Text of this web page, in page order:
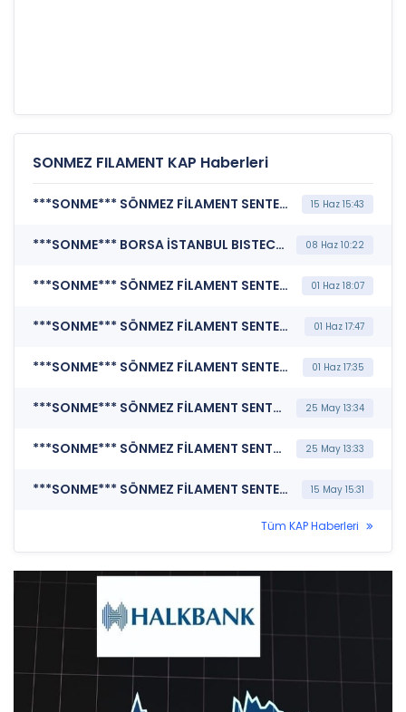
SONMEZ FILAMENT KAP Haberleri
***SONME*** SÖNMEZ FİLAMENT SENTETİK İPLİK VE ELYAF SANAYİ A.Ş. (Özel Durum Açıklaması (Genel)) 15 Haz 15:43
***SONME*** BORSA İSTANBUL BISTECH DEVRE KESİCİ UYGULAMASI (Pay Bazında Devre Kesici Bildirimi) 08 Haz 10:22
***SONME*** SÖNMEZ FİLAMENT SENTETİK İPLİK VE ELYAF SANAYİ A.Ş. (Şirket Genel Bilgi Formu) 01 Haz 18:07
***SONME*** SÖNMEZ FİLAMENT SENTETİK İPLİK VE ELYAF SANAYİ A.Ş. (Kurumsal Yönetim Bilgi Formu (Güncelleme) - Yönetim Kurulu-2) 01 Haz 17:47
***SONME*** SÖNMEZ FİLAMENT SENTETİK İPLİK VE ELYAF SANAYİ A.Ş. (Yönetim Kurulu Komiteleri) 01 Haz 17:35
***SONME*** SÖNMEZ FİLAMENT SENTETİK İPLİK VE ELYAF SANAYİ A.Ş. (Bağımsız Denetim Kuruluşunun Belirlenmesi) 25 May 13:34
***SONME*** SÖNMEZ FİLAMENT SENTETİK İPLİK VE ELYAF SANAYİ A.Ş. (Genel Kurul İşlemlerine İlişkin Bildirim) 25 May 13:33
***SONME*** SÖNMEZ FİLAMENT SENTETİK İPLİK VE ELYAF SANAYİ A.Ş. (Kar Payı Dağıtım İşlemlerine İlişkin Bildirim) 15 May 15:31
Tüm KAP Haberleri